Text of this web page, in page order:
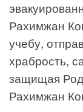
Рахимжан
учебу,
храбрость,
защищая
Рахимжан